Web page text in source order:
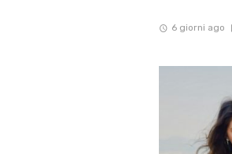
6 giorni ago